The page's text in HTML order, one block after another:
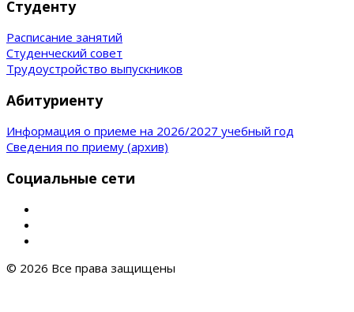
Студенту
Расписание занятий
Студенческий совет
Трудоустройство выпускников
Абитуриенту
Информация о приеме на 2026/2027 учебный год
Сведения по приему (архив)
Социальные сети
© 2026 Все права защищены